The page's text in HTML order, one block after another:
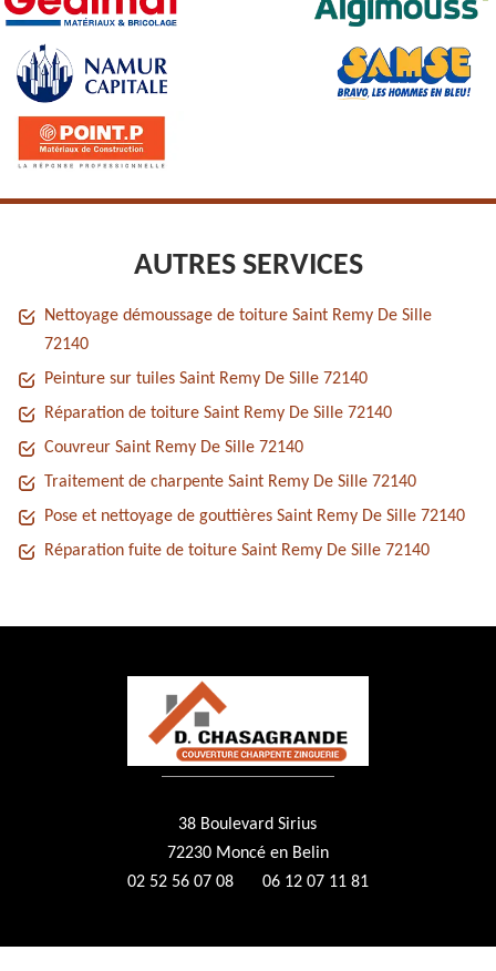
AUTRES SERVICES
Nettoyage démoussage de toiture Saint Remy De Sille
72140
Peinture sur tuiles Saint Remy De Sille 72140
Réparation de toiture Saint Remy De Sille 72140
Couvreur Saint Remy De Sille 72140
Traitement de charpente Saint Remy De Sille 72140
Pose et nettoyage de gouttières Saint Remy De Sille 72140
Réparation fuite de toiture Saint Remy De Sille 72140
38 Boulevard Sirius
72230 Moncé en Belin
02 52 56 07 08
06 12 07 11 81